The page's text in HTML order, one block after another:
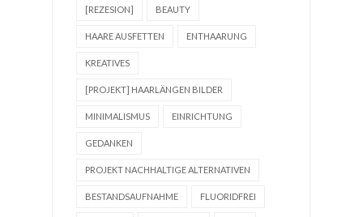
[REZESION] BEAUTY
HAARE AUSFETTEN ENTHAARUNG
KREATIVES
[PROJEKT] HAARLÄNGEN BILDER
MINIMALISMUS EINRICHTUNG
GEDANKEN
PROJEKT NACHHALTIGE ALTERNATIVEN
BESTANDSAUFNAHME FLUORIDFREI